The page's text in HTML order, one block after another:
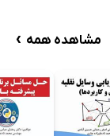
مشاهده همه ›